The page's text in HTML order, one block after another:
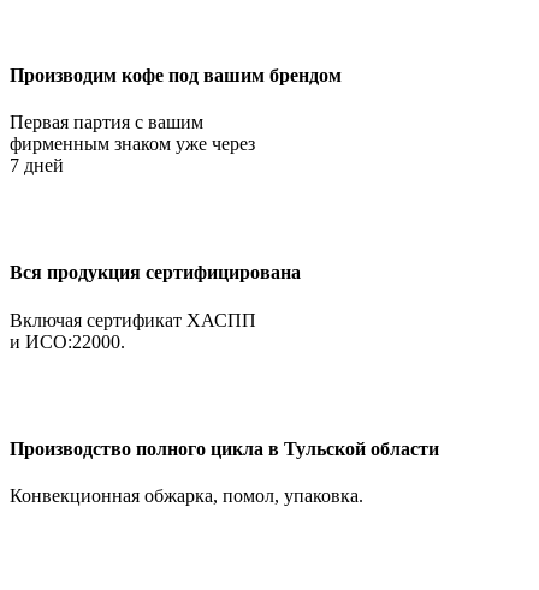
Производим кофе под вашим брендом
Первая партия с вашим
фирменным знаком уже через
7 дней
Вся продукция сертифицирована
Включая сертификат ХАСПП
и ИСО:22000.
Производство полного цикла в Тульской области
Конвекционная обжарка, помол, упаковка.